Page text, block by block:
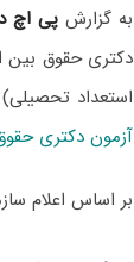
به گزارشپی اچ
دکتری حقوق بین
استعداد
آزمون دکتری
بر اساس اعلام